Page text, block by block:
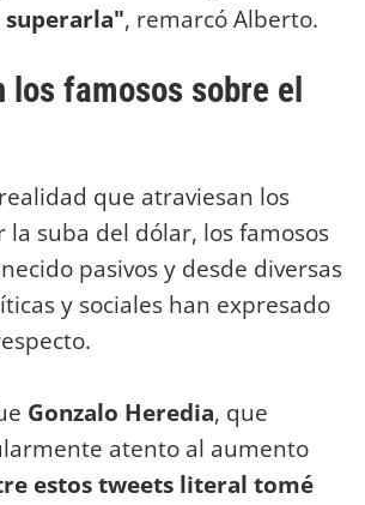
, remarcó Alberto.
los famosos sobre el
que atraviesan los
la suba del dólar, los famosos
pasivos y desde diversas
y sociales han expresado
Gonzalo Heredia, que
atento al aumento
estos tweets literal tomé